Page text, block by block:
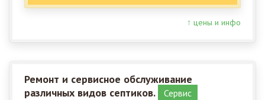
↑ цены и инфо
Ремонт и сервисное обслуживание
различных видов септиков.
Сервис